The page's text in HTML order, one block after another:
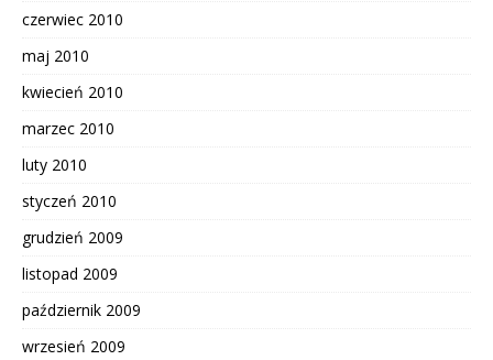
czerwiec 2010
maj 2010
kwiecień 2010
marzec 2010
luty 2010
styczeń 2010
grudzień 2009
listopad 2009
październik 2009
wrzesień 2009